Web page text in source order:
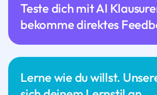
Lerne wie du willst.
Teste dich mit AI
bekomme direktes